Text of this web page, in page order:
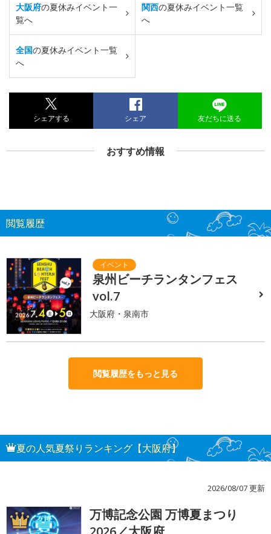
大阪府の夏休みイベント一
覧へ
関西の夏休みイベント一覧
へ
全国の夏休みイベント一覧
へ
シェアする シェア 友だちに送る
おすすめ情報
閲覧履歴
泉州ビーチランタンフェス
vol.7
大阪府・泉南市
閲覧履歴をもっと見る
夏の人気夏祭りランキング【大阪府】
2026/08/07 更新
1
万博記念公園 万博夏まつり